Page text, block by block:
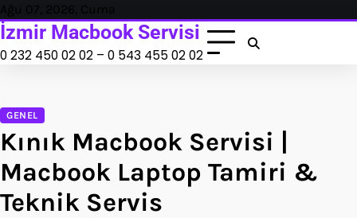
Skip
to
content
Ağu 07, 2026, Cuma
İzmir Macbook Servisi
0 232 450 02 02 – 0 543 455 02 02
GENEL
Kınık Macbook Servisi |
Macbook Laptop Tamiri &
Teknik Servis